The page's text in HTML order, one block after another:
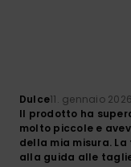
Dulce11. gennaio 2026
Il prodotto ha
molto piccole e
della mia misura.
alla guida alle